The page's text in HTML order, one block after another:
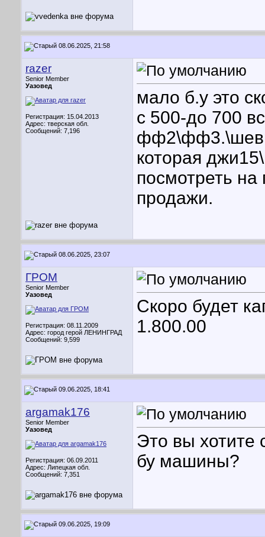
08.06.2025, 21:58
razer
Senior Member
Уазовед
Регистрация: 15.04.2013
Адрес: тверская обл.
Сообщений: 7,196
мало б.у это
с 500-до 700
которая
посмотреть
продажи.
08.06.2025, 23:07
ГРОМ
Senior Member
Уазовед
Регистрация: 08.11.2009
Адрес: город герой ЛЕНИНГРАД
Сообщений: 9,599
Скоро будет
1.800.00
09.06.2025, 18:41
argamak176
Senior Member
Уазовед
Регистрация: 06.09.2011
Адрес: Липецкая обл.
Сообщений: 7,351
Это вы хотите
бу машины?
09.06.2025, 19:09